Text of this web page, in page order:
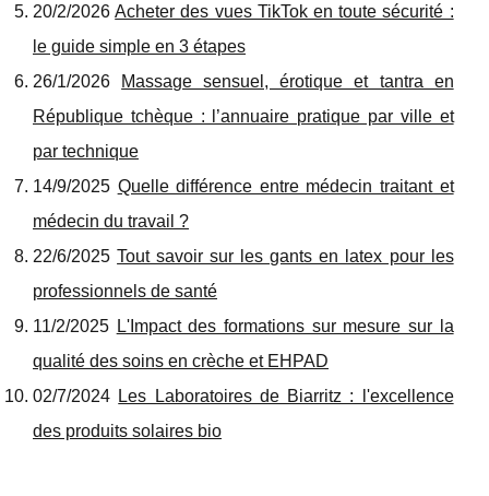
20/2/2026Acheter des vues TikTok en toute sécurité :
le guide simple en 3 étapes
26/1/2026
Massage sensuel, érotique et tantra en
République tchèque : l’annuaire pratique par ville et
par technique
14/9/2025 Quelle différence entre médecin traitant et
médecin du travail ?
22/6/2025Tout savoir sur les gants en latex pour les
professionnels de santé
11/2/2025 L'Impact des formations sur mesure sur la
qualité des soins en crèche et EHPAD
02/7/2024 Les Laboratoires de Biarritz : l'excellence
des produits solaires bio